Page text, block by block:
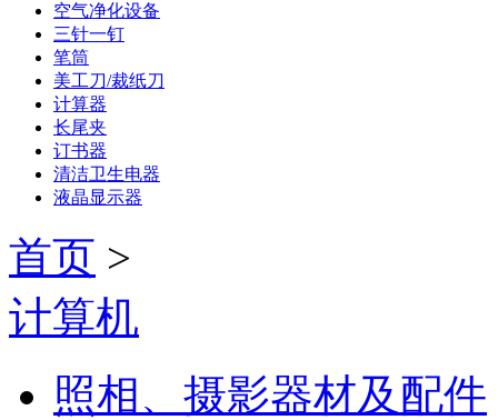
空气净化设备
三针一钉
笔筒
美工刀/裁纸刀
计算器
长尾夹
订书器
清洁卫生电器
液晶显示器
首页 >
计算机
照相、摄影器材及配件